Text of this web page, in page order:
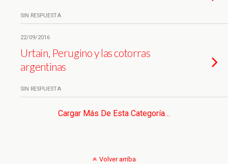
SIN RESPUESTA
22/09/2016
Urtain, Perugino y las cotorras
argentinas
SIN RESPUESTA
Cargar Más De Esta Categoría…
Volver arriba